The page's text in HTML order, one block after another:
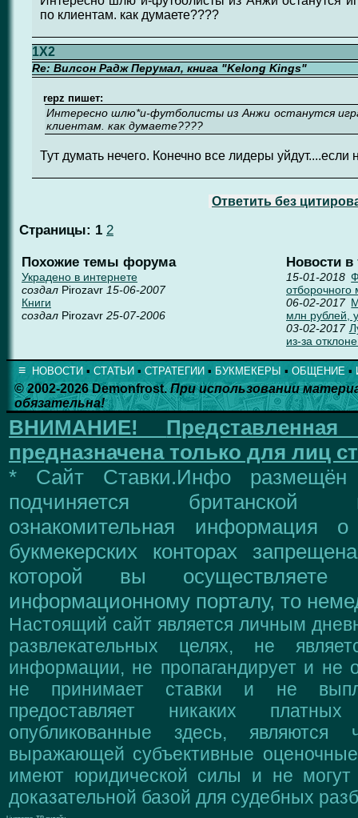
по клиентам. как думаете????
1X2
Re: Вилсон Радж Перумал, книга "Kelong Kings"
repz пишет:
Интересно шлю*и-футболисты из Анжи останутся
клиентам. как думаете????
Тут думать нечего. Конечно все лидеры уйдут....если
Ответить без
Страницы: 1 2
Похожие темы форума
Украдено в интернете
создал Pirozavr 15-06-2007
Книги
создал Pirozavr 25-07-2006
Новости в
15-01-2018
отборочного
06-02-2017
млн рублей,
03-02-2017
из-за
≡ НОВОСТИ ▪ СТАТЬИ ▪ СТРАТЕГИИ ▪ БУКМЕКЕРЫ ▪ ОБЩЕНИЕ ▪
© 2002-2026 Demonfrost.При использовании
обязательна!
ВНИМАНИЕ!
предназначена только для лиц
* Сайт Ставки.Инфо размещён
подчиняется британской
ознакомительная информация
букмекерских конторах
которой вы
информационному порталу, то
Настоящий сайт является личным
развлекательных целях, не
информации, не пропагандирует и не
не принимает ставки и не
предоставляет никаких
опубликованные здесь, являются
выражающей субъективные
имеют юридической силы и не могут
доказательной базой для судебных